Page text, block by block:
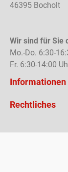
46395 Bocholt
Wir sind für Sie
Mo.-Do. 6:30-
Fr. 6:30-14:00
Informationen
Rechtliches